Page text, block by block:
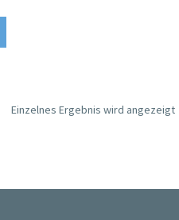
Einzelnes Ergebnis wird angezeigt